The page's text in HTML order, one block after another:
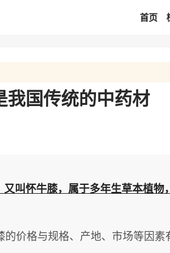
首页
我国传统的中药材
又叫怀牛膝，属于多年生草本植
的价格与规格、产地、市场等因素